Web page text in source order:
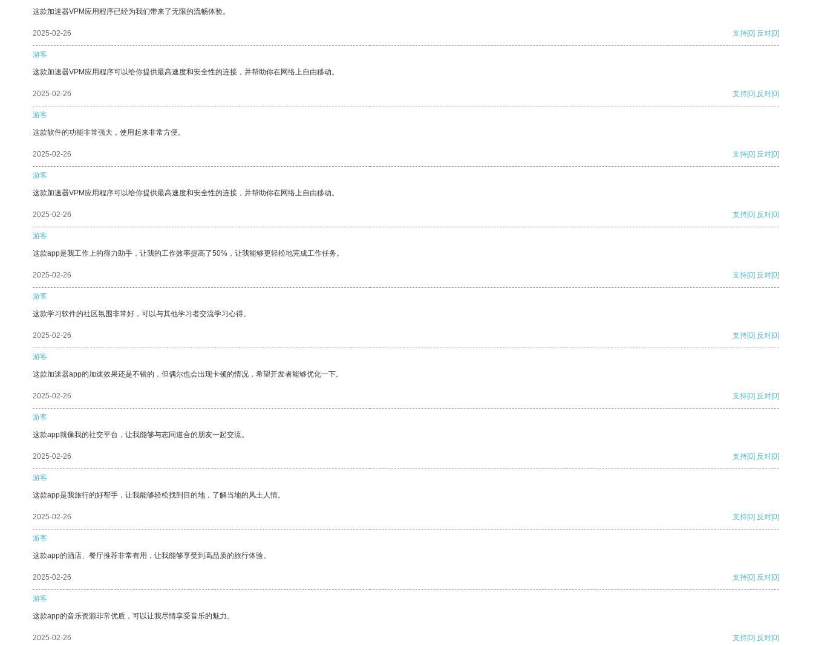
这款加速器VPM应用程序已经为我们带来了无限的流畅体验。
2025-02-26 支持[0] 反对[0]
游客
这款加速器VPM应用程序可以给你提供最高速度和安全性的连接，并帮助你在网络上自由移动。
2025-02-26 支持[0] 反对[0]
游客
这款软件的功能非常强大，使用起来非常方便。
2025-02-26 支持[0] 反对[0]
游客
这款加速器VPM应用程序可以给你提供最高速度和安全性的连接，并帮助你在网络上自由移动。
2025-02-26 支持[0] 反对[0]
游客
这款app是我工作上的得力助手，让我的工作效率提高了50%，让我能够更轻松地完成工作任务。
2025-02-26 支持[0] 反对[0]
游客
这款学习软件的社区氛围非常好，可以与其他学习者交流学习心得。
2025-02-26 支持[0] 反对[0]
游客
这款加速器app的加速效果还是不错的，但偶尔也会出现卡顿的情况，希望开发者能够优化一下。
2025-02-26 支持[0] 反对[0]
游客
这款app就像我的社交平台，让我能够与志同道合的朋友一起交流。
2025-02-26 支持[0] 反对[0]
游客
这款app是我旅行的好帮手，让我能够轻松找到目的地，了解当地的风土人情。
2025-02-26 支持[0] 反对[0]
游客
这款app的酒店、餐厅推荐非常有用，让我能够享受到高品质的旅行体验。
2025-02-26 支持[0] 反对[0]
游客
这款app的音乐资源非常优质，可以让我尽情享受音乐的魅力。
2025-02-26 支持[0] 反对[0]